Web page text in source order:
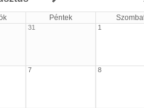
Péntek
31 1
7 8